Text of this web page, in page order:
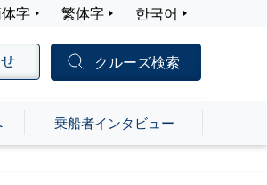
字 繁体字 한국어
クルーズ検索
乗船者インタビュー